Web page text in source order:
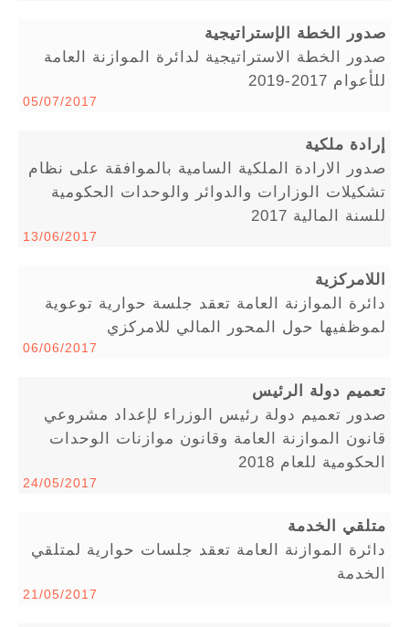
صدور الخطة الإستراتيجية
صدور الخطة الاستراتيجية لدائرة الموازنة العامة
للأعوام 2017-2019
05/07/2017
إرادة ملكية
صدور الارادة الملكية السامية بالموافقة على نظام
تشكيلات الوزارات والدوائر والوحدات الحكومية
للسنة المالية 2017
13/06/2017
اللامركزية
دائرة الموازنة العامة تعقد جلسة حوارية توعوية
لموظفيها حول المحور المالي للامركزي
06/06/2017
تعميم دولة الرئيس
صدور تعميم دولة رئيس الوزراء لإعداد مشروعي
قانون الموازنة العامة وقانون موازنات الوحدات
الحكومية للعام 2018
24/05/2017
متلقي الخدمة
دائرة الموازنة العامة تعقد جلسات حوارية لمتلقي
الخدمة
21/05/2017